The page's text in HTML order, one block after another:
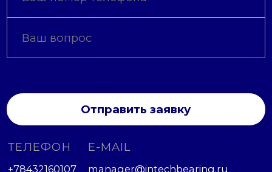
Отправить заявку
ТЕЛЕФОН
+78432160107
E-MAIL
manager@intechbearing.ru